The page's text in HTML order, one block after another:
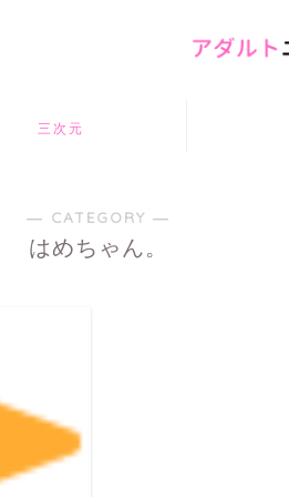
三次元
― CATEGORY ―
はめちゃん。